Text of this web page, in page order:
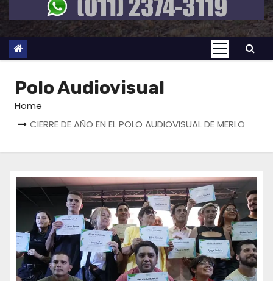
Polo Audiovisual
Home
CIERRE DE AÑO EN EL POLO AUDIOVISUAL DE MERLO